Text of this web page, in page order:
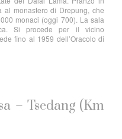
al monastero di Drepung, che
monaci (oggi 700). La sala
Si procede per il vicino
fino al 1959 dell’Oracolo di
– Tsedang (Km